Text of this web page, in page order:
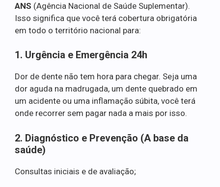
ANS (Agência Nacional de Saúde Suplementar).
Isso significa que você terá cobertura obrigatória
em todo o território nacional para:
1. Urgência e Emergência 24h
Dor de dente não tem hora para chegar. Seja uma
dor aguda na madrugada, um dente quebrado em
um acidente ou uma inflamação súbita, você terá
onde recorrer sem pagar nada a mais por isso.
2. Diagnóstico e Prevenção (A base da
saúde)
Consultas iniciais e de avaliação;